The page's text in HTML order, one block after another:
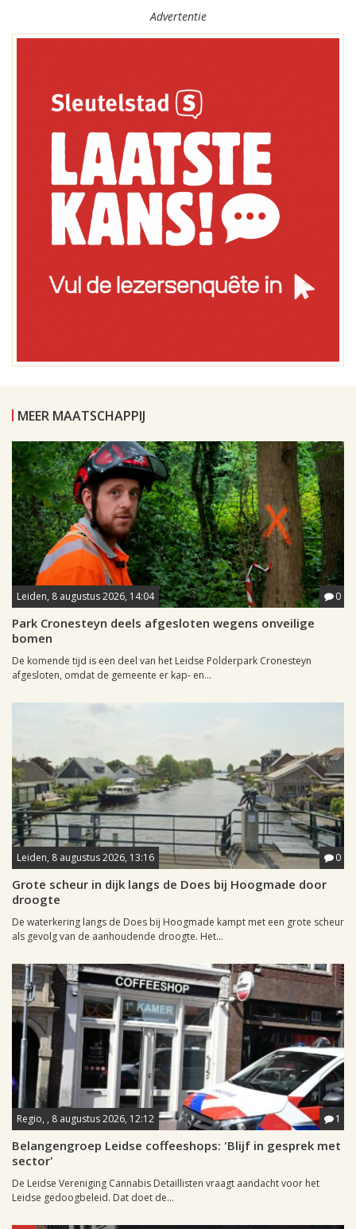
Advertentie
MEER MAATSCHAPPIJ
Leiden, 8 augustus 2026, 14:04 0
Park Cronesteyn deels afgesloten wegens onveilige
bomen
De komende tijd is een deel van het Leidse Polderpark Cronesteyn
afgesloten, omdat de gemeente er kap- en...
Leiden, 8 augustus 2026, 13:16 0
Grote scheur in dijk langs de Does bij Hoogmade door
droogte
De waterkering langs de Does bij Hoogmade kampt met een grote scheur
als gevolg van de aanhoudende droogte. Het...
Regio, , 8 augustus 2026, 12:12 1
Belangengroep Leidse coffeeshops: 'Blijf in gesprek met
sector'
De Leidse Vereniging Cannabis Detaillisten vraagt aandacht voor het
Leidse gedoogbeleid. Dat doet de...